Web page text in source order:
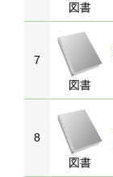
図書
7
図書
8
図書